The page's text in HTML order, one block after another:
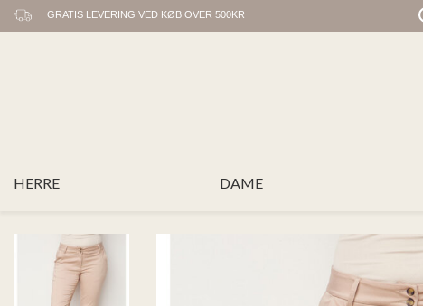
GRATIS LEVERING VED KØB OVER 500KR
HERRE DAME